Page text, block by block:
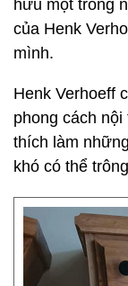
hữu một trong
của Henk
mình.
Henk Verhoeff
phong cách
thích làm
khó có thể